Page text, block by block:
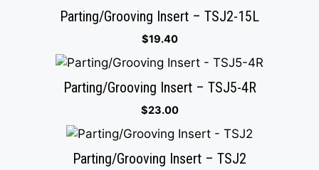
Parting/Grooving Insert – TSJ2-15L
$19.40
Parting/Grooving Insert – TSJ5-4R
$23.00
Parting/Grooving Insert – TSJ2